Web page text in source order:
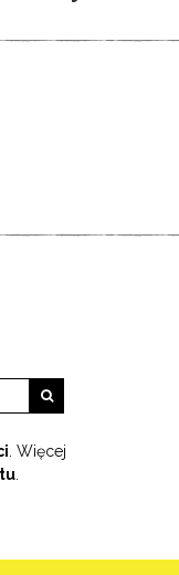
. Więcej
tu